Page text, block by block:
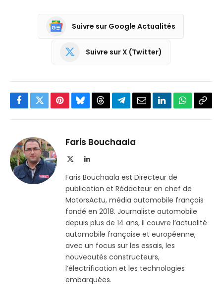
Suivre sur Google Actualités
Suivre sur X (Twitter)
Facebook
TwitterPinterestBlueskyThreadsPartager
Telegram
EmailLinkedInWhatsApp
Faris Bouchaala
LinkedIn
Faris Bouchaala est Directeur de
publication et Rédacteur en chef de
MotorsActu, média automobile français
fondé en 2018. Journaliste automobile
depuis plus de 14 ans, il couvre l’actualité
automobile française et européenne,
avec un focus sur les essais, les
nouveautés constructeurs,
l’électrification et les technologies
embarquées.